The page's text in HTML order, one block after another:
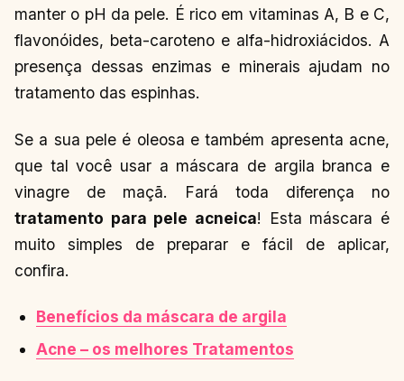
manter o pH da pele. É rico em vitaminas A, B e C,
flavonóides, beta-caroteno e alfa-hidroxiácidos. A
presença dessas enzimas e minerais ajudam no
tratamento das espinhas.
Se a sua pele é oleosa e também apresenta acne,
que tal você usar a máscara de argila branca e
vinagre de maçã. Fará toda diferença no
tratamento para pele acneica! Esta máscara é
muito simples de preparar e fácil de aplicar,
confira.
Benefícios da máscara de argila
Acne – os melhores Tratamentos